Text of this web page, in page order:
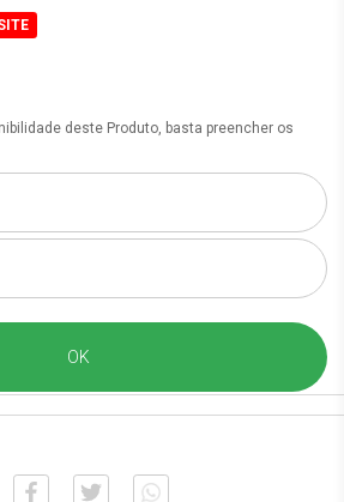
deste Produto, basta preencher os